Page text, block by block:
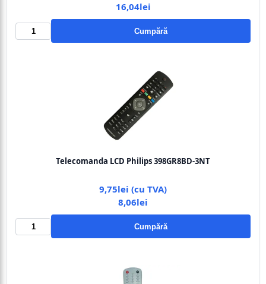
16,04lei
Cumpără
Telecomanda LCD Philips 398GR8BD-3NT
9,75lei (cu TVA)
8,06lei
Cumpără